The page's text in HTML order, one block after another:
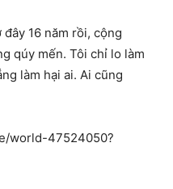
16 năm rồi, cộng
qúy mến. Tôi chỉ lo làm
làm hại ai. Ai cũng
world-47524050?